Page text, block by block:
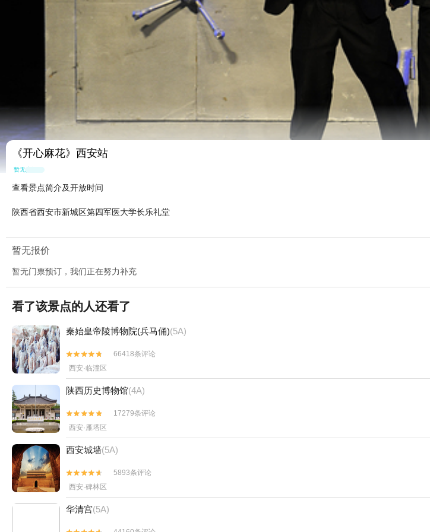
《开心麻花》西安站
暂无点评
查看景点简介及开放时间
陕西省西安市新城区第四军医大学长乐礼堂
暂无报价
暂无门票预订，我们正在努力补充
看了该景点的人还看了
秦始皇帝陵博物院(兵马俑)(5A)


66418条评论
西安·临潼区
陕西历史博物馆(4A)


17279条评论
西安·雁塔区
西安城墙(5A)


5893条评论
西安·碑林区
华清宫(5A)